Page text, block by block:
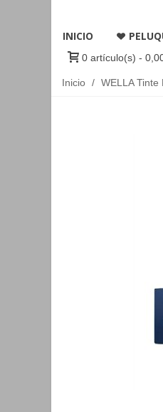
INICIO
0 artículo(s) -
Inicio / WELLA